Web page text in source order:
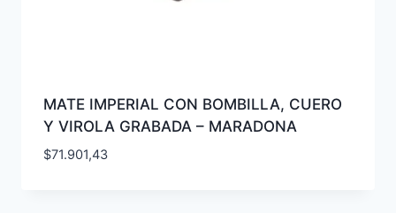
MATE IMPERIAL CON BOMBILLA, CUERO
Y VIROLA GRABADA – MARADONA
$71.901,43